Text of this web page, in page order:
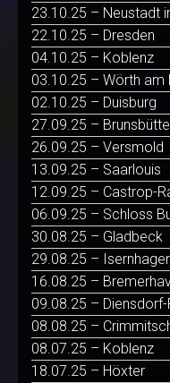
23.10.25 – Neustadt
22.10.25 – Dresden
04.10.25 – Koblenz
03.10.25 – Wörth am
02.10.25 – Duisburg
27.09.25 –
26.09.25 – Versmold
13.09.25 – Saarlouis
12.09.25 – Castrop-
06.09.25 – Schloss
30.08.25 – Gladbeck
29.08.25 –
16.08.25 –
09.08.25 –
08.08.25 –
08.07.25 – Koblenz
18.07.25 – Höxter